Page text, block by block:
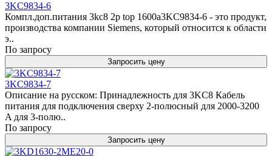
3KC9834-6
Компл.доп.питания 3kc8 2p top 1600a3KC9834-6 - это продукт,
производства компании Siemens, который относится к области
э..
По запросу
Запросить цену
3KC9834-7
Описание на русском: Принадлежность для 3KC8 Кабель
питания для подключения сверху 2-полюсный для 2000-3200
A для 3-полю..
По запросу
Запросить цену